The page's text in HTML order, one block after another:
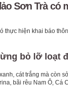
Sơn Trà có
hiện khai báo
bỏ lỡ loạt
cát trắng mà còn
bãi rêu Nam Ô, Cá